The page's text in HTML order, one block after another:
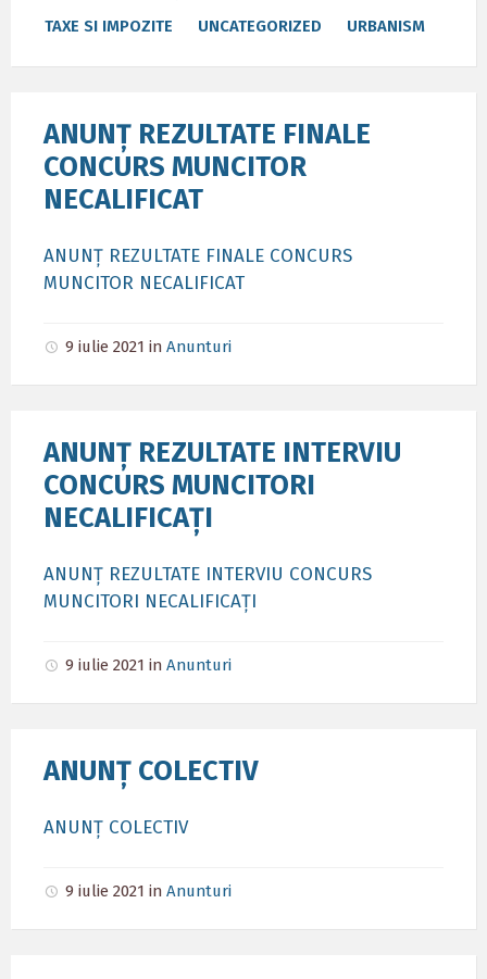
TAXE SI IMPOZITE
UNCATEGORIZED URBANISM
ANUNȚ REZULTATE FINALE
CONCURS MUNCITOR
NECALIFICAT
ANUNȚ REZULTATE FINALE CONCURS
MUNCITOR NECALIFICAT
9 iulie 2021 in Anunturi
ANUNȚ REZULTATE INTERVIU
CONCURS MUNCITORI
NECALIFICAȚI
ANUNȚ REZULTATE INTERVIU CONCURS
MUNCITORI NECALIFICAȚI
9 iulie 2021 in Anunturi
ANUNȚ COLECTIV
ANUNȚ COLECTIV
9 iulie 2021 in Anunturi